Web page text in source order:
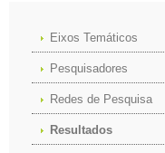
Eixos Temáticos
Pesquisadores
Redes de Pesquisa
Resultados